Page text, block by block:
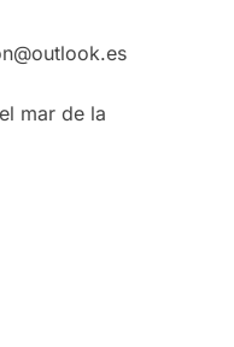
mar de la